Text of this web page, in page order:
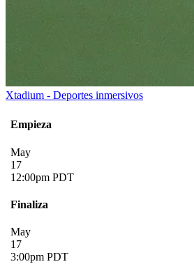
Xtadium - Deportes inmersivos
Empieza
May
17
12:00pm PDT
Finaliza
May
17
3:00pm PDT